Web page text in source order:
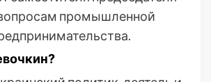
промышленной